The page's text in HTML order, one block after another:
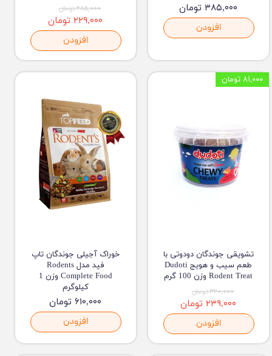
۳۸۵,۰۰۰ تومان
افزودن
۲۸۵,۰۰۰ تومان
۲۲۹,۰۰۰ تومان
افزودن
تشویقی جوندگان دودوتی با
طعم سیب و هویج Dudoti
Rodent Treat وزن 100 گرم
۳۲۰,۰۰۰ تومان
۲۳۹,۰۰۰ تومان
افزودن
۸۱,۰۰۰ تومان
خوراک آجیلی جوندگان تاپ
فید مدل Rodents
Complete Food وزن 1
کیلوگرم
۶۱۰,۰۰۰ تومان
افزودن